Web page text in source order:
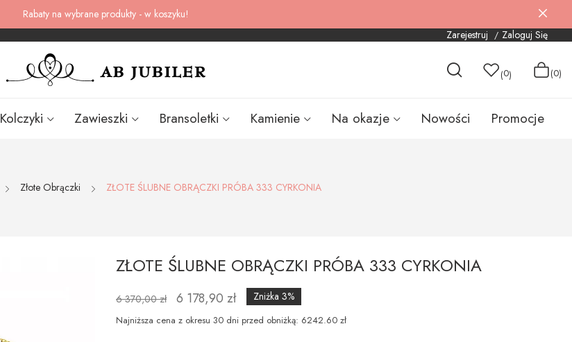
Rabaty na wybrane produkty - w koszyku!
Zarejestruj Zaloguj Się
(0) (0)
Kolczyki Zawieszki Bransoletki Kamienie Na okazje Nowości Promocje
Złote Obrączki ZŁOTE ŚLUBNE OBRĄCZKI PRÓBA 333 CYRKONIA
ZŁOTE ŚLUBNE OBRĄCZKI PRÓBA 333 CYRKONIA
6 370,00 zł 6 178,90 zł Zniżka 3%
Najniższa cena z okresu 30 dni przed obniżką: 6242.60 zł